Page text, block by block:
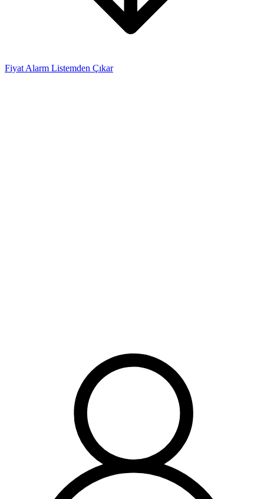
Fiyat Alarm Listemden Çıkar